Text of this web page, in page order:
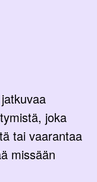
joka
tai vaarantaa
missään